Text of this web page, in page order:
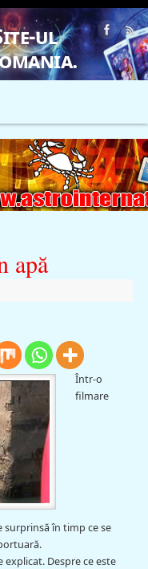
ul
apă
Într-o
filmare
surprinsă în timp ce se
Despre ce este